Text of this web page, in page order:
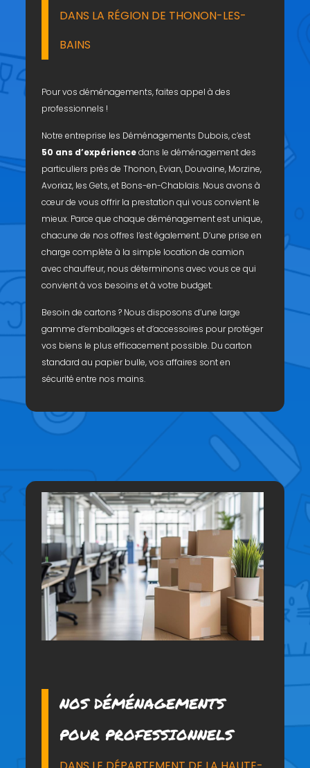
DANS LA RÉGION DE THONON-LES-
BAINS
Pour vos déménagements, faites appel à des
professionnels !
Notre entreprise les Déménagements Dubois, c’est
50 ans d’expériencedans le déménagement des
particuliers près de Thonon, Evian, Douvaine, Morzine,
Avoriaz, les Gets, et Bons-en-Chablais. Nous avons à
cœur de vous offrir la prestation qui vous convient le
mieux. Parce que chaque déménagement est unique,
chacune de nos offres l’est également. D’une prise en
charge complète à la simple location de camion
avec chauffeur, nous déterminons avec vous ce qui
convient à vos besoins et à votre budget.
Besoin de cartons ? Nous disposons d’une large
gamme d’emballages et d’accessoires pour protéger
vos biens le plus efficacement possible. Du carton
standard au papier bulle, vos affaires sont en
sécurité entre nos mains.
NOS DÉMÉNAGEMENTS
POUR PROFESSIONNELS